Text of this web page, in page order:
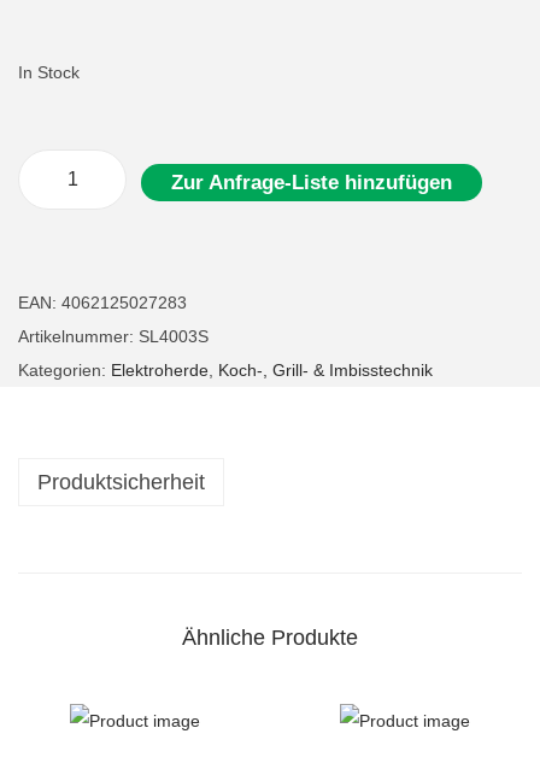
In Stock
k
t
r
h
Zur Anfrage-Liste hinzufügen
EAN: 4062125027283
Artikelnummer: SL4003S
Kategorien: Elektroherde Koch-, Grill- & Imbisstechnik
Produktsicherheit
Ähnliche Produkte